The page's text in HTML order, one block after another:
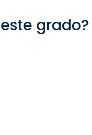
grado?